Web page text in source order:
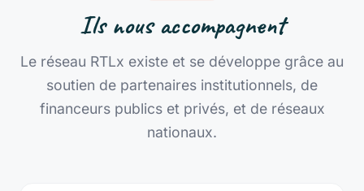
Ils nous accompagnent
Le réseau RTLx existe et se développe grâce au
soutien de partenaires institutionnels, de
financeurs publics et privés, et de réseaux
nationaux.